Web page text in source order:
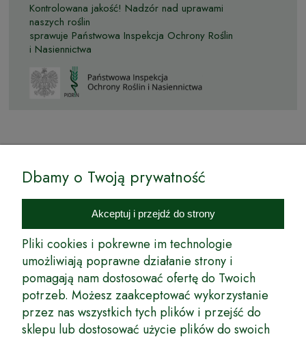
Kontrolowana jakość! Nadzór nad uprawami
naszych roślin
sprawuje Państwowa Inspekcja Ochrony Roślin
i Nasiennictwa
Internetowy Sklep Ogrodniczy Podkarpackie Sady to inicjatywa
podkarpackich szkółkarzy, której zamierzeniem jest wprowadzenie na
rynek wysokiej jakości drzewek owocowych, drzewek ozdobnych oraz
innych produktów pozwalających na uprawianie zarówno małych, jak
i dużych sadów oraz ogrodów.
Wspólnie stworzyliśmy dla Państwa kompleksową ofertę - wspaniałe
produkty, dary ziemi ze szkółek drzewek ozdobnych i owocowych,
których tradycje sięgają roku 1953. Drzewka produkowane są
z najwyższą starannością przez trzecie pokolenie plantatorów.
Długoletnie Doświadczenie sprawiło, że wszystkie drzewka cechuje
Dbamy o Twoją prywatność
Akceptuj i przejdź do strony
Pliki cookies i pokrewne im technologie
umożliwiają poprawne działanie strony i
pomagają nam dostosować ofertę do Twoich
potrzeb. Możesz zaakceptować wykorzystanie
przez nas wszystkich tych plików i przejść do
sklepu lub dostosować użycie plików do swoich